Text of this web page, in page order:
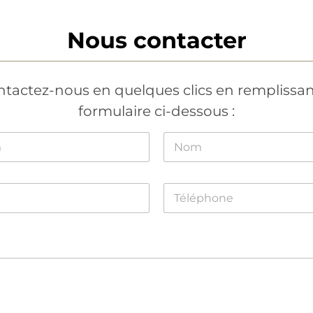
Nous contacter
nous en quelques clics en
formulaire ci-dessous :
T
l
h